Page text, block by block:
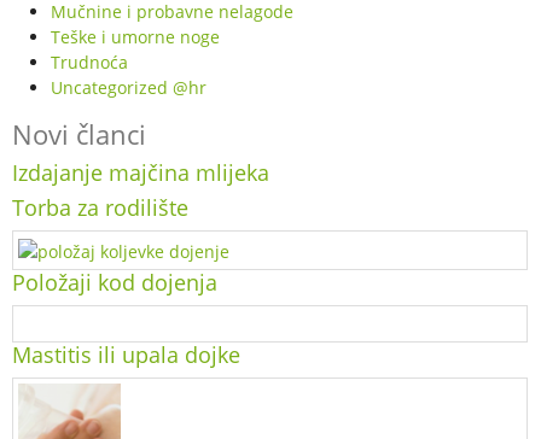
Mučnine i probavne nelagode
Teške i umorne noge
Trudnoća
Uncategorized @hr
Novi članci
Izdajanje majčina mlijeka
Torba za rodilište
Položaji kod dojenja
Mastitis ili upala dojke